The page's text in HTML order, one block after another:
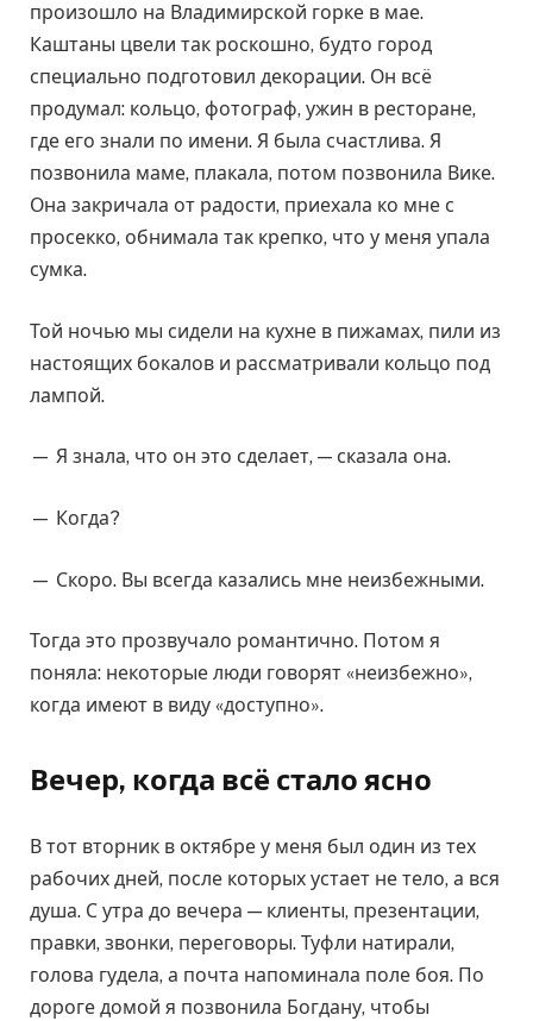
произошло на Владимирской горке в мае.
Каштаны цвели так роскошно, будто город
специально подготовил декорации. Он всё
продумал: кольцо, фотограф, ужин в ресторане,
где его знали по имени. Я была счастлива. Я
позвонила маме, плакала, потом позвонила Вике.
Она закричала от радости, приехала ко мне с
просекко, обнимала так крепко, что у меня упала
сумка.
Той ночью мы сидели на кухне в пижамах, пили из
настоящих бокалов и рассматривали кольцо под
лампой.
— Я знала, что он это сделает, — сказала она.
— Когда?
— Скоро. Вы всегда казались мне неизбежными.
Тогда это прозвучало романтично. Потом я
поняла: некоторые люди говорят «неизбежно»,
когда имеют в виду «доступно».
Вечер, когда всё стало ясно
В тот вторник в октябре у меня был один из тех
рабочих дней, после которых устает не тело, а вся
душа. С утра до вечера — клиенты, презентации,
правки, звонки, переговоры. Туфли натирали,
голова гудела, а почта напоминала поле боя. По
дороге домой я позвонила Богдану, чтобы